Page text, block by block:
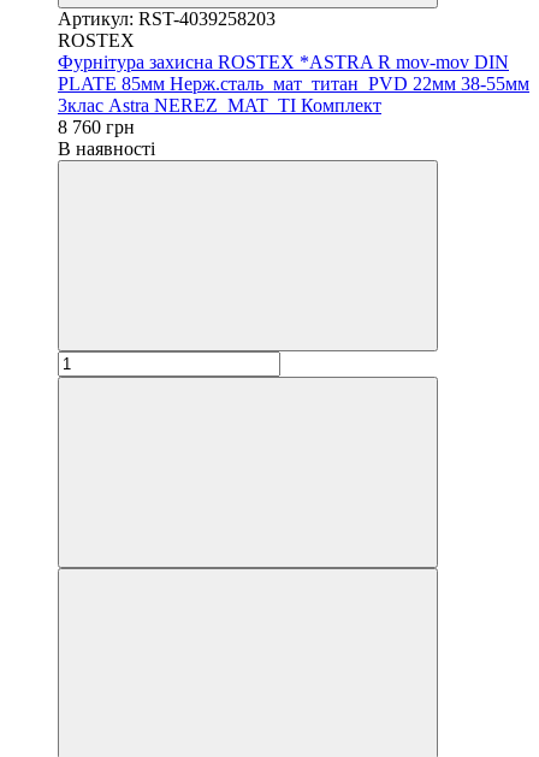
Артикул: RST-4039258203
ROSTEX
Фурнітура захисна ROSTEX *ASTRA R mov-mov DIN
PLATE 85мм Нерж.сталь_мат_титан_PVD 22мм 38-55мм
3клас Astra NEREZ_MAT_TI Комплект
8 760 грн
В наявності